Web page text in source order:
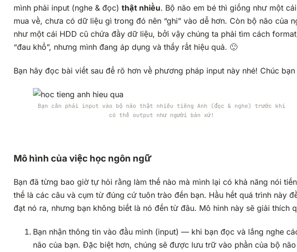
mình phải input (nghe & đọc) thật nhiều. Bộ não em bé thì giống như một
mua về, chưa có dữ liệu gì trong đó nên “ghi” vào dễ hơn. Còn bộ não của
như một cái HDD cũ chứa đầy dữ liệu, bởi vậy chúng ta phải tìm cách
“đau khổ”, nhưng mình đang áp dụng và thấy rất hiệu quả. 🙂
Bạn hãy đọc bài viết sau để rõ hơn về phương pháp input này nhé! Chúc
Bạn cần phải input vào bộ não thật nhiều tiếng Anh (đọc & nghe) trước khi
có thể output như người bản xứ!
Mô hình của việc học ngôn ngữ
Bạn đã từng bao giờ tự hỏi rằng làm thế nào mà mình lại có khả năng nói
thế là các câu và cụm từ đúng cứ tuôn trào đến bạn. Hầu hết quá trình này
đạt nó ra, nhưng bạn không biết là nó đến từ đâu. Mô hình này sẽ giải thích
Bạn nhận thông tin vào đầu mình (input) — khi bạn đọc và lắng nghe
não của bạn. Đặc biệt hơn, chúng sẽ được lưu trữ vào phần của bộ